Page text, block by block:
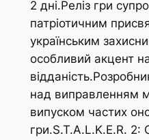
2 дні.Реліз гри
патріотичним
українським
особливий акцент
над виправленням
випуском частих
гри.S.T.A.L.K.E.R.